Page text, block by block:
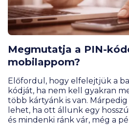
Megmutatja a PIN-
mobilappom?
Előfordul, hogy elfelejtjük a
kódját, ha nem kell gyakran
több kártyánk is van.
lehet, ha ott állunk egy
és mindenki ránk vár, még a